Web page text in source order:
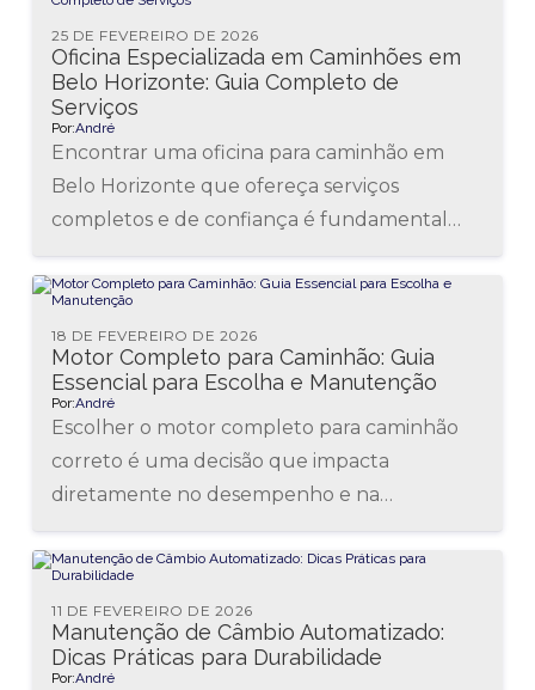
Oficina Especializada em Caminhões em
Belo Horizonte: Guia Completo de
Serviços
25 DE FEVEREIRO DE 2026
Por:André
Encontrar uma oficina para caminhão em
Belo Horizonte que ofereça serviços
completos e de confiança é fundamental
segurança...
Motor Completo para Caminhão: Guia
Essencial para Escolha e Manutenção
18 DE FEVEREIRO DE 2026
Por:André
Escolher o motor completo para caminhão
correto é uma decisão que impacta
diretamente no desempenho e na
motoristas e gestores...
Manutenção de Câmbio Automatizado:
Dicas Práticas para Durabilidade
11 DE FEVEREIRO DE 2026
Por:André